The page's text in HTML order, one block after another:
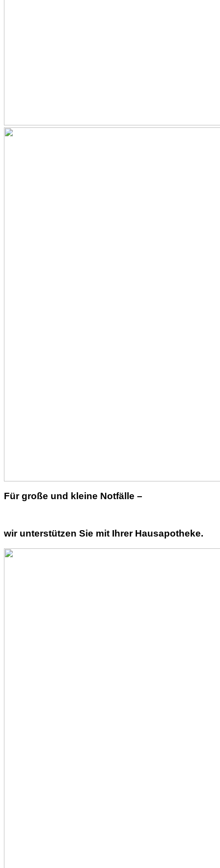
Für große und kleine Notfälle –
wir unterstützen Sie mit Ihrer Hausapotheke.